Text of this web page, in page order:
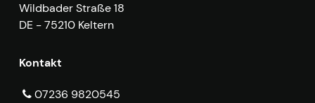
Wildbader Straße 18
DE - 75210 Keltern
Kontakt
07236 9820545